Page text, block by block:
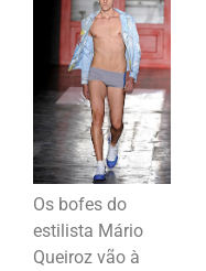
Os bofes do
estilista Mário
Queiroz vão à